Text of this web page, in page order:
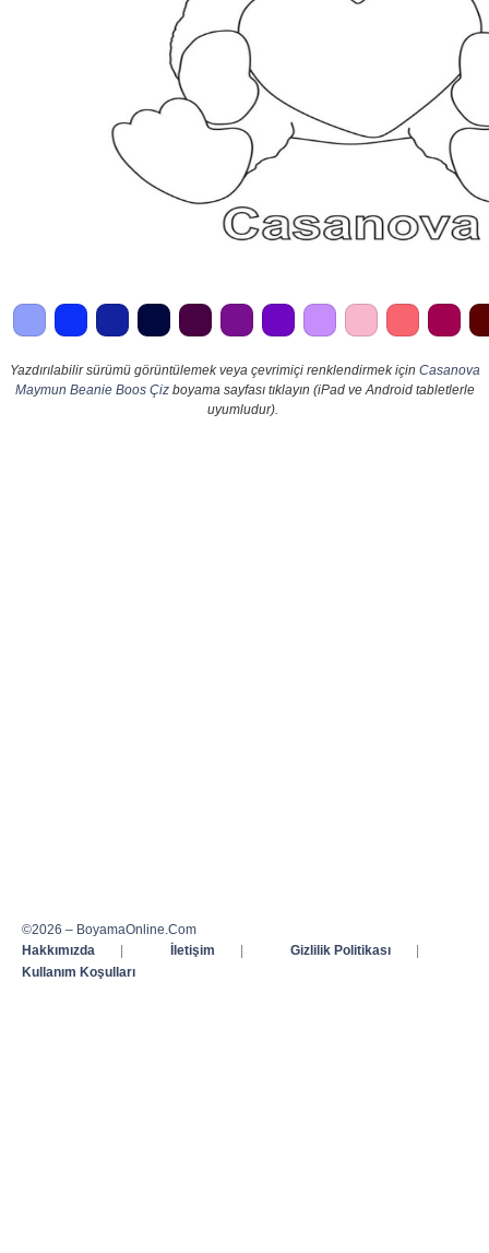
Yazdırılabilir sürümü görüntülemek veya çevrimiçi renklendirmek için Casanova
Maymun Beanie Boos Çizboyama sayfası tıklayın (iPad ve Android tabletlerle
uyumludur).
©2026 – BoyamaOnline.Com
Hakkımızda
| İletişim | Gizlilik Politikası
|
Kullanım Koşulları